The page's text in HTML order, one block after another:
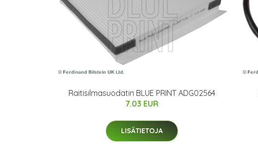
Raitisilmasuodatin BLUE PRINT ADG02564
7.03 EUR
LISÄTIETOJA